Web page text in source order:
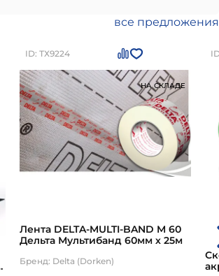
все предложения
ID: ТХ9224
НА СКЛАДЕ
Лента DELTA-MULTI-BAND M 60
Дельта Мультибанд 60мм х 25м
Бренд: Delta (Dorken)